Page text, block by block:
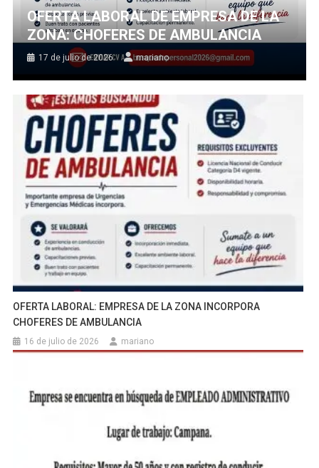
OFERTA LABORAL DE EMPRESA DE LA
ZONA: CHOFERES DE AMBULANCIA
17 de julio de 2026 mariano
OFERTA LABORAL: EMPRESA DE LA ZONA INCORPORA
CHOFERES DE AMBULANCIA
16 de julio de 2026 mariano